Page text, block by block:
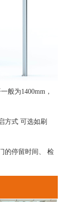
般为1400mm，
方式 可选如刷
的停留时间、 检